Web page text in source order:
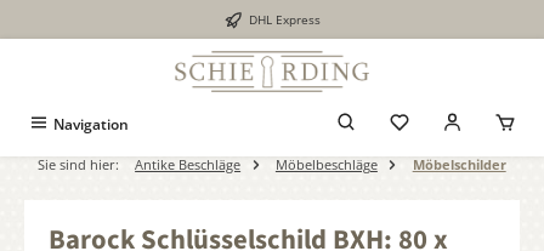
DHL Express
Navigation
Sie sind hier: Antike Beschläge Möbelbeschläge Möbelschilder
Barock Schlüsselschild BXH: 80 x